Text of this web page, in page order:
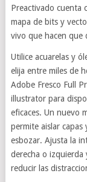
Preactivado cuenta
mapa de bits y
vivo que hacen que
Utilice acuarelas y
elija entre miles de
Adobe Fresco Full
illustrator para
eficaces. Un nuevo
permite aislar capas
esbozar. Ajusta la
derecha o izquierda
reducir las